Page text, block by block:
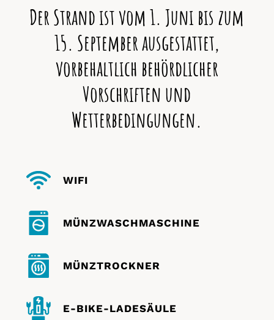
Der Strand ist vom 1. Juni bis zum
15. September ausgestattet,
vorbehaltlich behördlicher
Vorschriften und
Wetterbedingungen.
WIFI
MÜNZWASCHMASCHINE
MÜNZTROCKNER
E-BIKE-LADESÄULE